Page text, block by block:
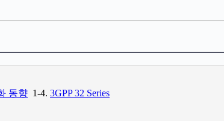
동향 1-4. 3GPP 32 Series